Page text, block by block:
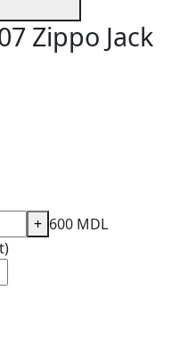
Zippo Jack
600 MDL
+